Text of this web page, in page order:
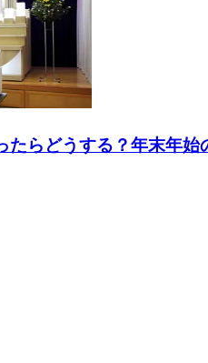
たらどうする？年末年始